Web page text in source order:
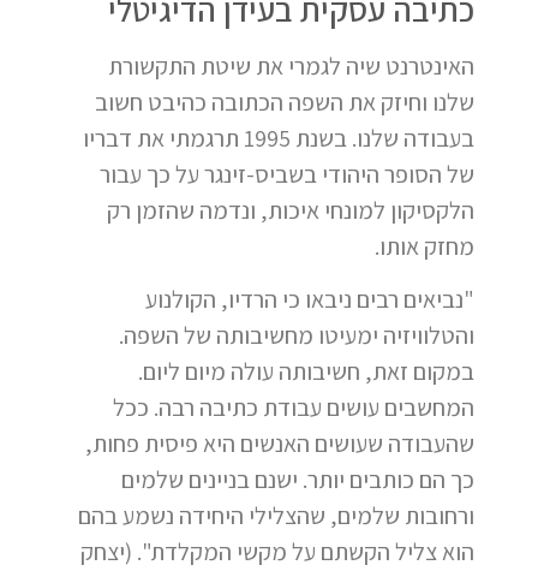
האינטרנט שיה לגמרי את שיטת התקשורת
שלנו וחיזק את השפה הכתובה כהיבט חשוב
בעבודה שלנו. בשנת 1995 תרגמתי את דבריו
של הסופר היהודי בשביס-זינגר על כך עבור
הלקסיקון למונחי איכות, ונדמה שהזמן רק
מחזק אותו.
"נביאים רבים ניבאו כי הרדיו, הקולנוע
והטלוויזיה ימעיטו מחשיבותה של השפה.
במקום זאת, חשיבותה עולה מיום ליום.
המחשבים עושים עבודת כתיבה רבה. ככל
שהעבודה שעושים האנשים היא פיסית פחות,
כך הם כותבים יותר. ישנם בניינים שלמים
ורחובות שלמים, שהצלילי היחידה נשמע בהם
הוא צליל הקשתם על מקשי המקלדת". (יצחק